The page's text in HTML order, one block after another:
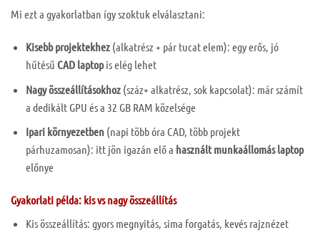
Mi ezt a gyakorlatban így szoktuk elválasztani:
Kisebb projektekhez(alkatrész + pár tucat elem): egy erős, jó
hűtésű CAD laptopis elég lehet
Nagy összeállításokhoz(száz+ alkatrész, sok kapcsolat): már számít
a dedikált GPU és a 32 GB RAM közelsége
Ipari környezetben(napi több óra CAD, több projekt
párhuzamosan): itt jön igazán elő a használt munkaállomás laptop
előnye
Gyakorlati példa: kis vs nagy összeállítás
Kis összeállítás: gyors megnyitás, sima forgatás, kevés rajznézet